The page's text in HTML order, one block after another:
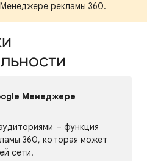
рекламы 360.
Менеджере
– функция
360, которая может
сети.